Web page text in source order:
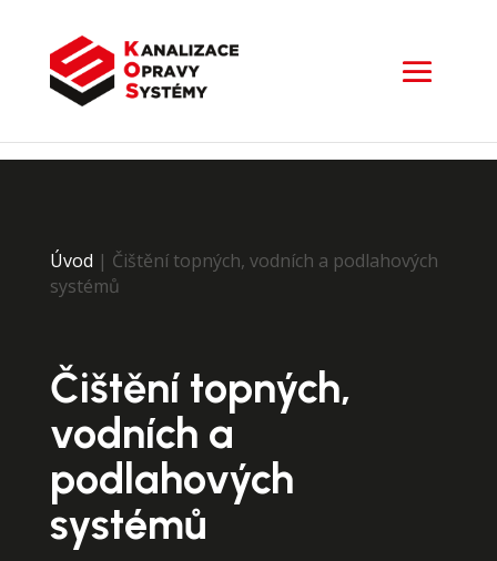
Úvod | Čištění topných, vodních a podlahových
systémů
Čištění topných,
vodních a
podlahových
systémů